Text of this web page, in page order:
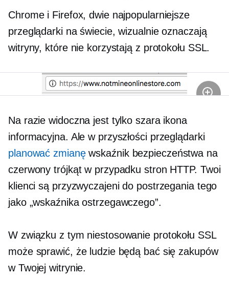
Chrome i Firefox, dwie najpopularniejsze
przeglądarki na świecie, wizualnie oznaczają
witryny, które nie korzystają z protokołu SSL.
Na razie widoczna jest tylko szara ikona
informacyjna. Ale w przyszłości przeglądarki
planować zmianęwskaźnik bezpieczeństwa na
czerwony trójkąt w przypadku stron HTTP. Twoi
klienci są przyzwyczajeni do postrzegania tego
jako „wskaźnika ostrzegawczego”.
W związku z tym niestosowanie protokołu SSL
może sprawić, że ludzie będą bać się zakupów
w Twojej witrynie.